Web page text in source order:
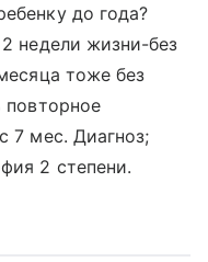
до года?
недели жизни-без
тоже без
повторное
7 мес. Диагноз;
2 степени.